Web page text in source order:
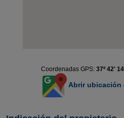
Coordenadas GPS: 37º 42'
Abrir ubicación